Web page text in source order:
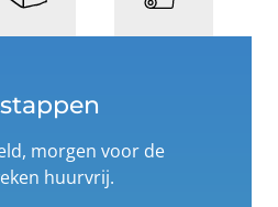
morgen voor de
huurvrij.